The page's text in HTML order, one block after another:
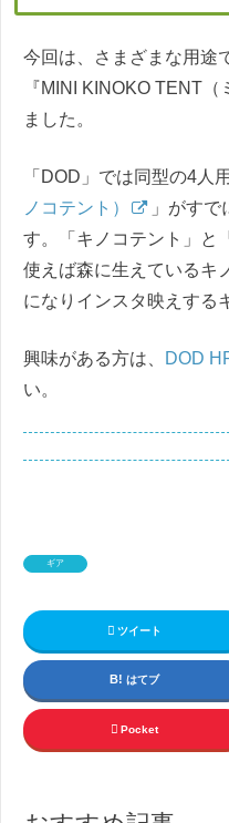
今回は、さまざまな用途
『MINI KINOKO TENT
ました。
「DOD」では同型の4人
ノコテント）
」がす
す。「キノコテント」と
使えば森に生えているキ
になりインスタ映えする
興味がある方は、 DOD
い。
ギア
ツイート
はてブ
Pocket